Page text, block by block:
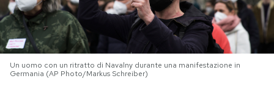
I MIEI PREFERITI
SHOP
Un uomo con un ritratto di Navalny durante una manifestazione in
Germania (AP Photo/Markus Schreiber)